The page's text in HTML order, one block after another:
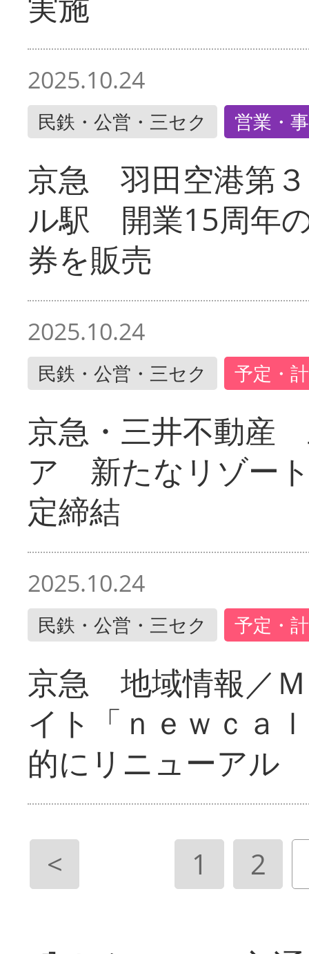
2025.10.24
民鉄・公営・三セク 営業・
京急 羽田空港第
ル駅 開業15周年
券を販売
2025.10.24
民鉄・公営・三セク 予定・
京急・三井不動産
ア 新たなリゾー
定締結
2025.10.24
民鉄・公営・三セク 予定・
京急 地域情報／
イト「ｎｅｗｃａ
的にリニューアル
< 1 2